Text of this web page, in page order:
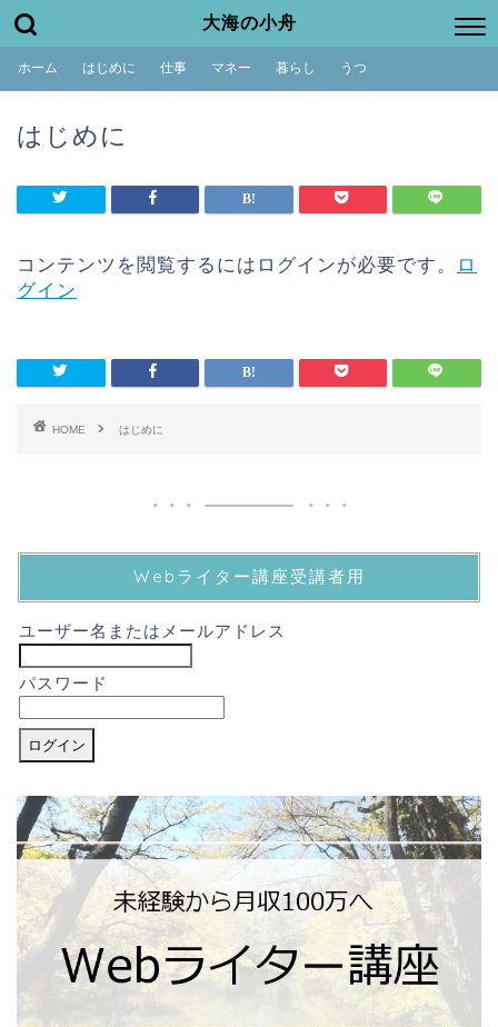
大海の小舟
ホーム はじめに 仕事 マネー 暮らし うつ
はじめに
コンテンツを閲覧するにはログインが必要です。
ロ
グイン
HOME はじめに
Webライター講座受講者用
ユーザー名またはメールアドレス
パスワード